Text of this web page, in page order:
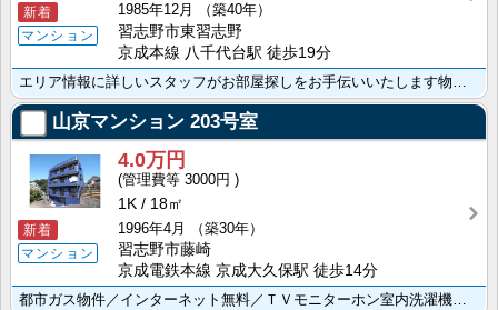
新着
マンション
1985年12月
（築40年）
習志野市東習志野
京成本線 八千代台駅 徒歩19分
エリア情報に詳しいスタッフがお部屋探しをお手伝いいたします物件の詳細はお気軽にお問い合わせ下さい
山京マンション 203号室
新着
マンション
4.0万円
3000円
1K
18㎡
1996年4月
（築30年）
習志野市藤崎
京成電鉄本線 京成大久保駅 徒歩14分
都市ガス物件／インターネット無料／ＴＶモニターホン室内洗濯機置場／バルコニー